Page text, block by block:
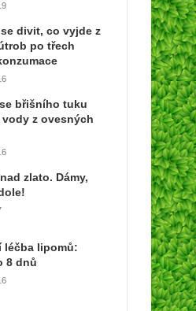
divit, co vyjde z
po třech
břišního tuku
z ovesných
zlato. Dámy,
léčba lipomů:
8 dnů